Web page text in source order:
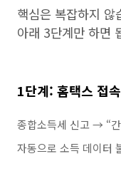
핵심은 복잡하지 않
아래 3단계만 하면
1단계: 홈택스 접
종합소득세 신고 → “
자동으로 소득 데이터